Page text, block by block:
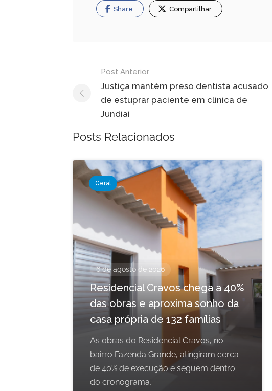
Share Compartilhar
Navegação
de
Post
Post Anterior
Justiça mantém preso dentista acusado
de estuprar paciente em clínica de
Jundiaí
Posts Relacionados
Geral
6 de agosto de 2026
Residencial Cravos chega a 40%
das obras e aproxima sonho da
casa própria de 132 famílias
As obras do Residencial Cravos, no
bairro Fazenda Grande, atingiram cerca
de 40% de execução e seguem dentro
do cronograma,